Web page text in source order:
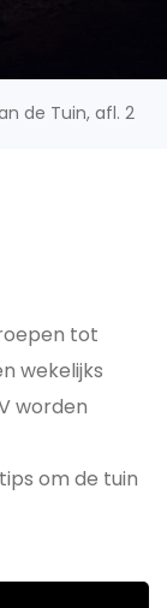
de Tuin, afl. 2
tot
wekelijks
worden
om de tuin